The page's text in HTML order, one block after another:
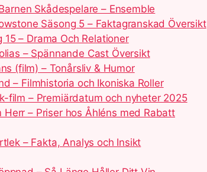
Skådespelare – Ensemble
Säsong 5 – Faktagranskad Översikt
– Drama Och Relationer
– Spännande Cast Översikt
(film) – Tonårsliv & Humor
– Filmhistoria och Ikoniska Roller
film – Premiärdatum och nyheter 2025
Herr – Priser hos Åhléns med Rabatt
– Fakta, Analys och Insikt